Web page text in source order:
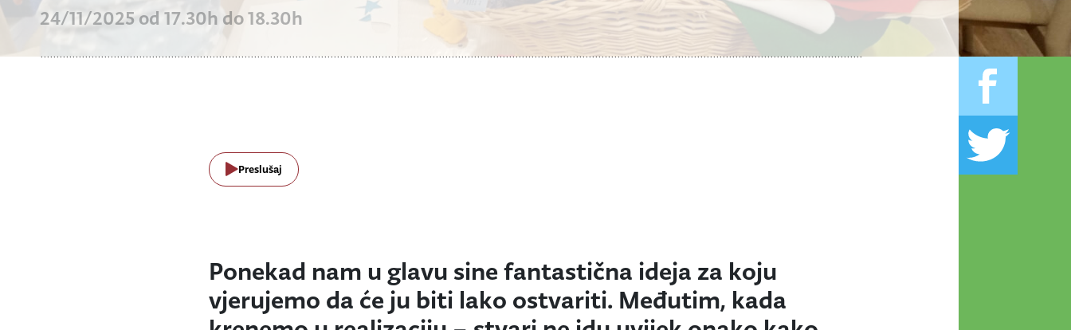
24/11/2025 od 17.30h do 18.30h
Preslušaj
Ponekad nam u glavu sine fantastična ideja za koju
vjerujemo da će ju biti lako ostvariti. Međutim, kada